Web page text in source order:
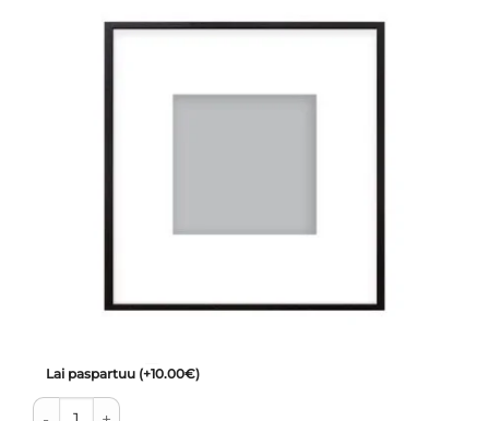
Lai paspartuu (+10.00€)
Boho coastal I - ruut kogus